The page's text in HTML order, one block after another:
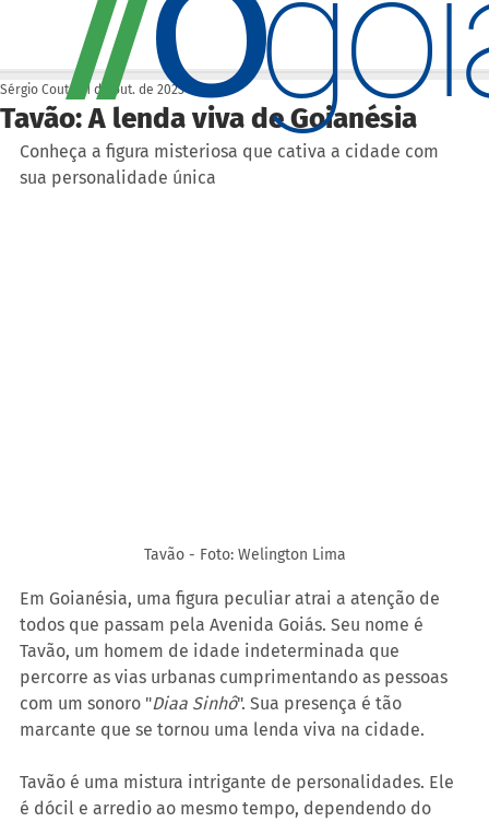
Tavão: A lenda viva de Goianésia
Sérgio Couto 31 de out. de 2023
Conheça a figura misteriosa que cativa a cidade com
sua personalidade única
Tavão - Foto: Welington Lima
Em Goianésia, uma figura peculiar atrai a atenção de
todos que passam pela Avenida Goiás. Seu nome é
Tavão, um homem de idade indeterminada que
percorre as vias urbanas cumprimentando as pessoas
com um sonoro "Diaa Sinhô". Sua presença é tão
marcante que se tornou uma lenda viva na cidade.
Tavão é uma mistura intrigante de personalidades. Ele
é dócil e arredio ao mesmo tempo, dependendo do